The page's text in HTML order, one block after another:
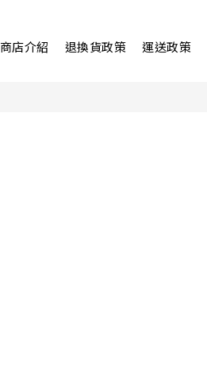
商店介紹 退換貨政策 運送政策